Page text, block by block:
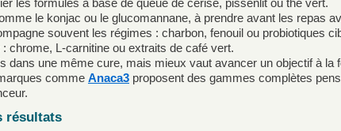
les formules à base de queue de cerise, pissenlit ou thé vert.
le konjac ou le glucomannane, à prendre avant les repas
souvent les régimes : charbon, fenouil ou probiotiques
: chrome, L-carnitine ou extraits de café vert.
dans une même cure, mais mieux vaut avancer un objectif à la
comme Anaca3 proposent des gammes complètes
résultats